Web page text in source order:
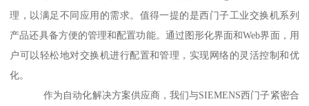
理，以满足不同应用的需求。值得一提的是西门子工业交换机系列
产品还具备方便的管理和配置功能。通过图形化界面和Web界面，用
户可以轻松地对交换机进行配置和管理，实现网络的灵活控制和优
化。
作为自动化解决方案供应商，我们与SIEMENS西门子紧密合